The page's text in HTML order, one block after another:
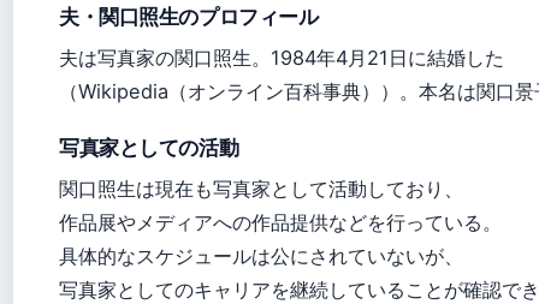
夫・関口照生のプロフィール
夫は写真家の関口照生。1984年4月21日に結婚した
（Wikipedia（オンライン百科事典））。本名は関口
写真家としての活動
関口照生は現在も写真家として活動しており、
作品展やメディアへの作品提供などを行っている。
具体的なスケジュールは公にされていないが、
写真家としてのキャリアを継続していることが確認で